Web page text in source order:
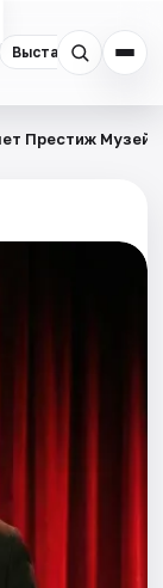
Выставки
Престиж Музей